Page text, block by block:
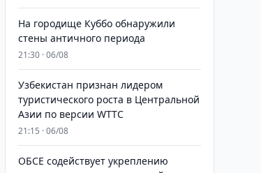
На городище Куббо обнаружили
стены античного периода
21:30 · 06/08
Узбекистан признан лидером
туристического роста в Центральной
Азии по версии WTTC
21:15 · 06/08
ОБСЕ содействует укреплению